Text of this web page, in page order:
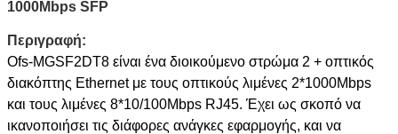
1000Mbps SFP
Περιγραφή:
Ofs-MGSF2DT8 είναι ένα διοικούμενο στρώμα 2 + οπτικός
διακόπτης Ethernet με τους οπτικούς λιμένες 2*1000Mbps
και τους λιμένες 8*10/100Mbps RJ45. Έχει ως σκοπό να
ικανοποιήσει τις διάφορες ανάγκες εφαρμογής, και να